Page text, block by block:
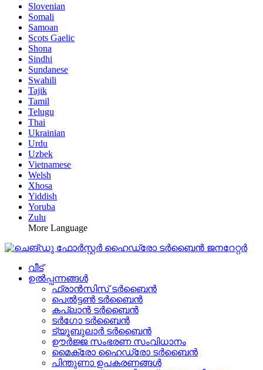
Slovenian
Somali
Samoan
Scots Gaelic
Shona
Sindhi
Sundanese
Swahili
Tajik
Tamil
Telugu
Thai
Ukrainian
Urdu
Uzbek
Vietnamese
Welsh
Xhosa
Yiddish
Yoruba
Zulu
More Language
വീട്
ഉൽപ്പന്നങ്ങൾ
ഫ്രാൻസിസ് ടർബൈൻ
പെൽട്ടൺ ടർബൈൻ
കപ്ലാൻ ടർബൈൻ
ടർഗോ ടർബൈൻ
ട്യൂബുലാർ ടർബൈൻ
ഊർജ്ജ സംഭരണ ​​സംവിധാനം
മൈക്രോ ഹൈഡ്രോ ടർബൈൻ
പിന്തുണാ ഉപകരണങ്ങൾ